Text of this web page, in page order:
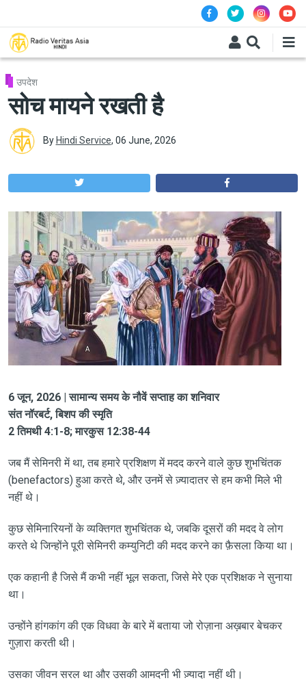
उपदेश
सोच मायने रखती है
By Hindi Service, 06 June, 2026
6 जून, 2026 | सामान्य समय के नौवें सप्ताह का शनिवार
संत नॉरबर्ट, बिशप की स्मृति
2 तिमथी 4:1-8; मारकुस 12:38-44
जब मैं सेमिनरी में था, तब हमारे प्रशिक्षण में मदद करने वाले कुछ शुभचिंतक
(benefactors) हुआ करते थे, और उनमें से ज़्यादातर से हम कभी मिले भी
नहीं थे।
कुछ सेमिनारियनों के व्यक्तिगत शुभचिंतक थे, जबकि दूसरों की मदद वे लोग
करते थे जिन्होंने पूरी सेमिनरी कम्युनिटी की मदद करने का फ़ैसला किया था।
एक कहानी है जिसे मैं कभी नहीं भूल सकता, जिसे मेरे एक प्रशिक्षक ने सुनाया
था।
उन्होंने हांगकांग की एक विधवा के बारे में बताया जो रोज़ाना अख़बार बेचकर
गुज़ारा करती थी।
उसका जीवन सरल था और उसकी आमदनी भी ज़्यादा नहीं थी।